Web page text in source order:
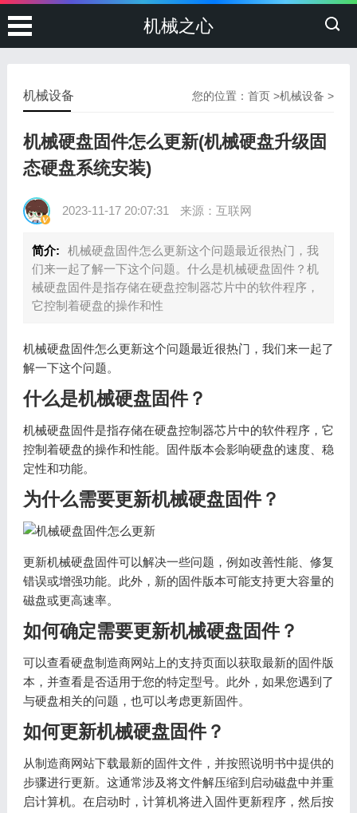
机械之心
您的位置：首页 >机械设备 >
机械设备
机械硬盘固件怎么更新(机械硬盘升级固
态硬盘系统安装)
2023-11-17 20:07:31 来源：互联网
简介:
机械硬盘固件怎么更新这个问题最近很热门，我
们来一起了解一下这个问题。什么是机械硬盘固件？机
械硬盘固件是指存储在硬盘控制器芯片中的软件程序，
它控制着硬盘的操作和性
机械硬盘固件怎么更新这个问题最近很热门，我们来一起了
解一下这个问题。
什么是机械硬盘固件？
机械硬盘固件是指存储在硬盘控制器芯片中的软件程序，它
控制着硬盘的操作和性能。固件版本会影响硬盘的速度、稳
定性和功能。
为什么需要更新机械硬盘固件？
更新机械硬盘固件可以解决一些问题，例如改善性能、修复
错误或增强功能。此外，新的固件版本可能支持更大容量的
磁盘或更高速率。
如何确定需要更新机械硬盘固件？
可以查看硬盘制造商网站上的支持页面以获取最新的固件版
本，并查看是否适用于您的特定型号。此外，如果您遇到了
与硬盘相关的问题，也可以考虑更新固件。
如何更新机械硬盘固件？
从制造商网站下载最新的固件文件，并按照说明书中提供的
步骤进行更新。这通常涉及将文件解压缩到启动磁盘中并重
启计算机。在启动时，计算机将进入固件更新程序，然后按